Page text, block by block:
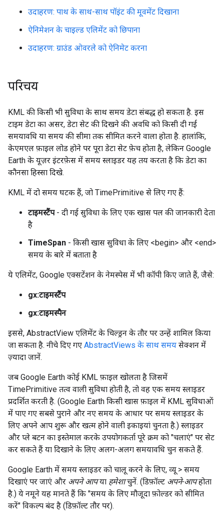
उदाहरण: पाथ के साथ-साथ पॉइंट की मूवमेंट दिखाना
ऐनिमेशन के चाइल्ड एलिमेंट को छिपाना
उदाहरण: ग्राउंड ओवरले को ऐनिमेट करना
परिचय
KML की किसी भी सुविधा के साथ समय डेटा संबद्ध हो सकता है. इस
टाइम डेटा का असर, डेटा सेट की दिखने की अवधि को किसी दी गई
समयावधि या समय की सीमा तक सीमित करने वाला होता है. हालांकि,
केएमएल फ़ाइल लोड होने पर पूरा डेटा सेट फ़ेच होता है, लेकिन Google
Earth के यूज़र इंटरफ़ेस में समय स्लाइडर यह तय करता है कि डेटा का
कौनसा हिस्सा दिखे.
KML में दो समय घटक हैं, जो TimePrimitive से लिए गए हैं:
टाइमस्टैंप- दी गई सुविधा के लिए एक खास पल की जानकारी देता
है
TimeSpan - किसी खास सुविधा के लिए <begin> और <end>
समय के बारे में बताता है
ये एलिमेंट, Google एक्सटेंशन के नेमस्पेस में भी कॉपी किए जाते हैं, जैसे:
gx:टाइमस्टैंप
gx:टाइमस्पैन
इससे, AbstractView एलिमेंट के चिल्ड्रन के तौर पर उन्हें शामिल किया
जा सकता है. नीचे दिए गए AbstractViews के साथ समय सेक्शन में
ज़्यादा जानें.
जब Google Earth कोई KML फ़ाइल खोलता है जिसमें
TimePrimitive तत्व वाली सुविधा होती है, तो वह एक समय स्लाइडर
प्रदर्शित करती है. (Google Earth किसी खास फ़ाइल में KML सुविधाओं
में पाए गए सबसे पुराने और नए समय के आधार पर समय स्लाइडर के
लिए अपने आप शुरू और खत्म होने वाली इकाइयां चुनता है.) स्लाइडर
और प्ले बटन का इस्तेमाल करके उपयोगकर्ता पूरे क्रम को "चलाएं" पर सेट
कर सकते हैं या दिखाने के लिए अलग-अलग समयावधि चुन सकते हैं.
Google Earth में समय स्लाइडर को चालू करने के लिए, व्यू > समय
दिखाएं पर जाएं और अपने आपया हमेशाचुनें. (डिफ़ॉल्ट अपने-आपहोता
है.) ये नमूने यह मानते हैं कि "समय के लिए मौजूदा फ़ोल्डर को सीमित
करें" विकल्प बंद है (डिफ़ॉल्ट तौर पर).